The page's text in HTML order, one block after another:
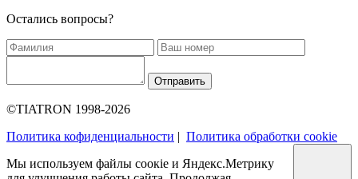
Остались вопросы?
Отправить
©TIATRON 1998-2026
Политика кофиденциальности
Политика обработки cookie
Мы используем файлы соокіе и Яндекс.Метрику